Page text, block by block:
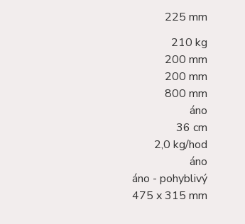
225 mm
210 kg
200 mm
200 mm
800 mm
áno
36 cm
2,0 kg/hod
áno
áno - pohyblivý
475 x 315 mm